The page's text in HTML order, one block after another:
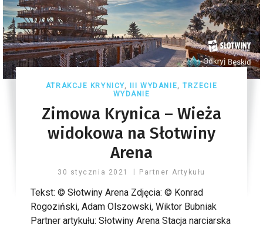
ATRAKCJE KRYNICY, III WYDANIE,TRZECIE
WYDANIE
Zimowa Krynica – Wieża
widokowa na Słotwiny
Arena
30 stycznia 2021 Partner Artykułu
Tekst: © Słotwiny Arena Zdjęcia: © Konrad
Rogoziński, Adam Olszowski, Wiktor Bubniak
Partner artykułu: Słotwiny Arena Stacja narciarska